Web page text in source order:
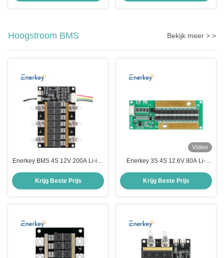
Hoogstroom BMS Bekijk meer > >
Enerkey BMS 4S 12V 200A Li-ion
PCB-beschermingsbord met
balans
Krijg Beste Prijs
Video
Enerkey 3S 4S 12.6V 80A Li-
voor elektrische
gereedschappen/UPS/Auto
Krijg Beste Prijs